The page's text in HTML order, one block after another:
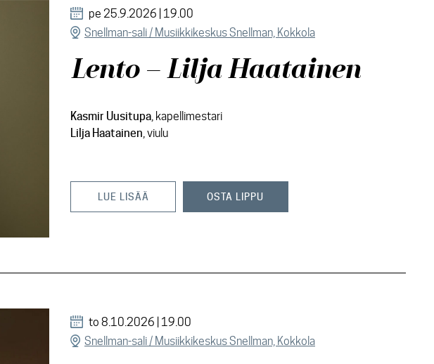
pe 25.9.2026 | 19.00
Snellman-sali / Musiikkikeskus Snellman, Kokkola
Lento – Lilja Haatainen
Kasmir Uusitupa, kapellimestari
Lilja Haatainen, viulu
LUE LISÄÄ OSTA LIPPU
to 8.10.2026 | 19.00
Snellman-sali / Musiikkikeskus Snellman, Kokkola